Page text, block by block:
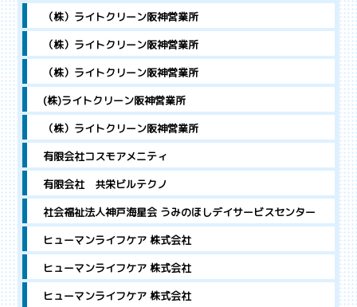
（株）ライトクリーン阪神営業所
（株）ライトクリーン阪神営業所
（株）ライトクリーン阪神営業所
(株)ライトクリーン阪神営業所
（株）ライトクリーン阪神営業所
有限会社コスモアメニティ
有限会社 共栄ビルテクノ
社会福祉法人神戸海星会 うみのほしデイサービスセンター
ヒューマンライフケア 株式会社
ヒューマンライフケア 株式会社
ヒューマンライフケア 株式会社